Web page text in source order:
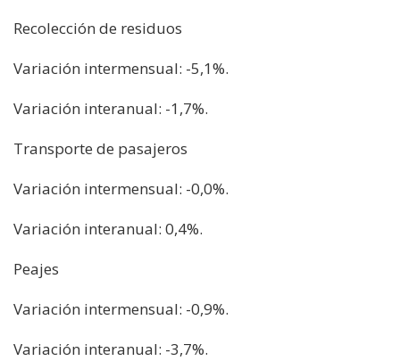
Recolección de residuos
Variación intermensual: -5,1%.
Variación interanual: -1,7%.
Transporte de pasajeros
Variación intermensual: -0,0%.
Variación interanual: 0,4%.
Peajes
Variación intermensual: -0,9%.
Variación interanual: -3,7%.